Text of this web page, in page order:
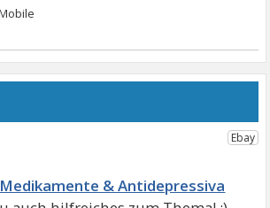
Medikamente & Antidepressiva